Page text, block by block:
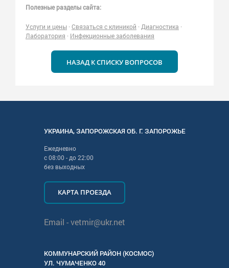
Полезные разделы сайта:
Услуги и цены · Связаться с клиникой · Диагностика ·
Лаборатория · Инфекционные заболевания
НАЗАД К СПИСКУ ВОПРОСОВ
УКРАИНА,ЗАПОРОЖСКАЯОБ. Г. ЗАПОРОЖЬЕ
Ежедневно
с08:00 - до22:00
без выходных
КАРТА ПРОЕЗДА
Email -vetmir@ukr.net
КОММУНАРСКИЙ РАЙОН (КОСМОС)
УЛ. ЧУМАЧЕНКО 40